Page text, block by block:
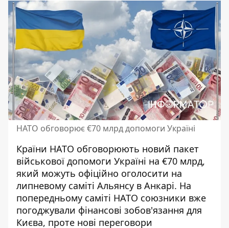
НАТО обговорює €70 млрд допомоги Україні
Країни НАТО обговорюють новий пакет
військової допомоги Україні на €70 млрд,
який можуть офіційно оголосити на
липневому саміті Альянсу в Анкарі. На
попередньому саміті НАТО союзники вже
погоджували фінансові зобов'язання для
Києва, проте нові переговори